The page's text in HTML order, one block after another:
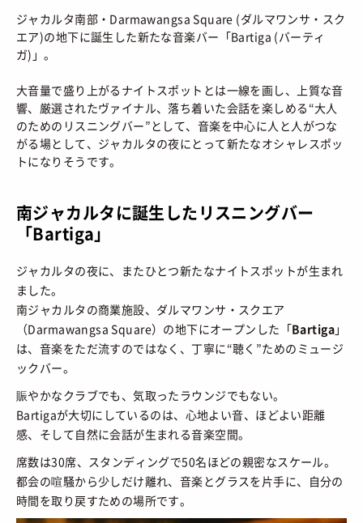
HOW TO/ あれこれハウツー
ART/ アート
FOOD
BOOKS/ ブック
HEALTH / ヘルス・ボディ
HISTORY/ 歴史
プライバシーポリシー
新規会員登録
© 2026 Sneaker-Girl.com is brought to you
by YBS co., ltd & YBS USA LLC.
ジャカルタ南部・Darmawangsa Square (ダルマワンサ・スク
エア)の地下に誕生した新たな音楽バー「Bartiga (バーティ
ガ)」。
大音量で盛り上がるナイトスポットとは一線を画し、上質な音
響、厳選されたヴァイナル、落ち着いた会話を楽しめる“大人
のためのリスニングバー”として、音楽を中心に人と人がつな
がる場として、ジャカルタの夜にとって新たなオシャレスポッ
トになりそうです。
南ジャカルタに誕生したリスニングバー
「Bartiga」
ジャカルタの夜に、またひとつ新たなナイトスポットが生まれ
ました。
南ジャカルタの商業施設、ダルマワンサ・スクエア
（Darmawangsa Square）の地下にオープンした「Bartiga」
は、音楽をただ流すのではなく、丁寧に“聴く”ためのミュージ
ックバー。
賑やかなクラブでも、気取ったラウンジでもない。
Bartigaが大切にしているのは、心地よい音、ほどよい距離
感、そして自然に会話が生まれる音楽空間。
席数は30席、スタンディングで50名ほどの親密なスケール。
都会の喧騒から少しだけ離れ、音楽とグラスを片手に、自分の
時間を取り戻すための場所です。